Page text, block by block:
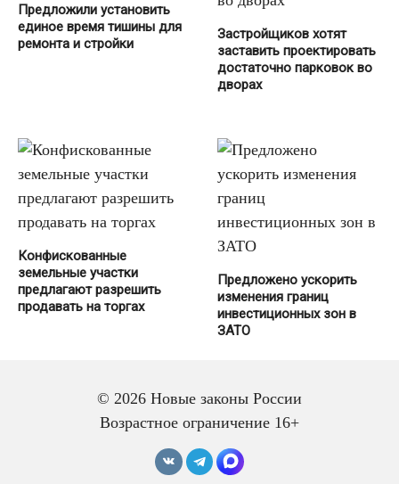
Предложили установить
единое время тишины для
ремонта и стройки
Застройщиков хотят
заставить проектировать
достаточно парковок во
дворах
Конфискованные
земельные участки
предлагают разрешить
продавать на торгах
Предложено ускорить
изменения границ
инвестиционных зон в
ЗАТО
© 2026 Новые законы России
Возрастное ограничение 16+